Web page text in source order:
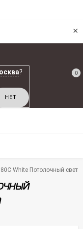
×
? 0
White Потолочный